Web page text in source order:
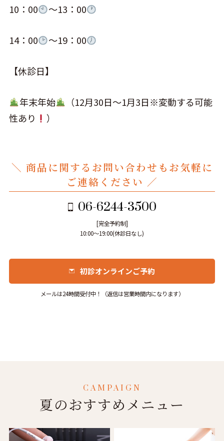
10：00 ～13：00
14：00 ～19：00
【休診日】
年末年始
（12月30日～1月3日※変動する可能
性あり
）
＼ 商品に関するお問い合わせもお気軽に
ご連絡ください ／
06-6244-3500
[完全予約制]
10:00～19:00(休診日なし)
初診オンラインご予約
メールは24時間受付中！（返信は営業時間内になります）
CAMPAIGN
夏のおすすめメニュー